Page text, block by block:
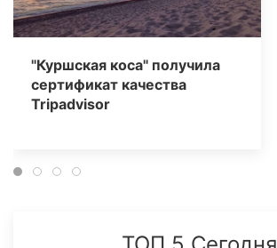
"Куршская коса" получила
сертификат качества
Tripаdvisor